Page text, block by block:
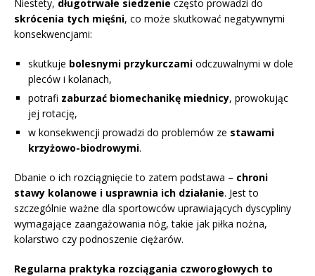
Niestety, długotrwałe siedzenie często prowadzi do
skrócenia tych mięśni, co może skutkować negatywnymi
konsekwencjami:
skutkuje bolesnymi przykurczami odczuwalnymi w dole
pleców i kolanach,
potrafi zaburzać biomechanikę miednicy, prowokując
jej rotację,
w konsekwencji prowadzi do problemów ze stawami
krzyżowo-biodrowymi.
Dbanie o ich rozciągnięcie to zatem podstawa – chroni
stawy kolanowe i usprawnia ich działanie. Jest to
szczególnie ważne dla sportowców uprawiających dyscypliny
wymagające zaangażowania nóg, takie jak piłka nożna,
kolarstwo czy podnoszenie ciężarów.
Regularna praktyka rozciągania czworogłowych to